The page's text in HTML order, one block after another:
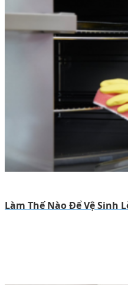
Làm Thế Nào Để Vệ Sinh